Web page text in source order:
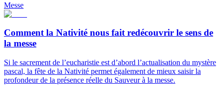
Messe
Comment la Nativité nous fait redécouvrir le sens de
la messe
Si le sacrement de l’eucharistie est d’abord l’actualisation du mystère
pascal, la fête de la Nativité permet également de mieux saisir la
profondeur de la présence réelle du Sauveur à la messe.